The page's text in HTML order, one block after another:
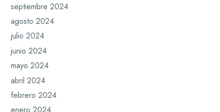
septiembre 2024
agosto 2024
julio 2024
junio 2024
mayo 2024
abril 2024
febrero 2024